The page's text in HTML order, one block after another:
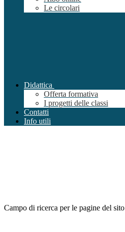
Le circolari
Didattica
Offerta formativa
I progetti delle classi
Contatti
Info utili
Campo di ricerca per le pagine del sito